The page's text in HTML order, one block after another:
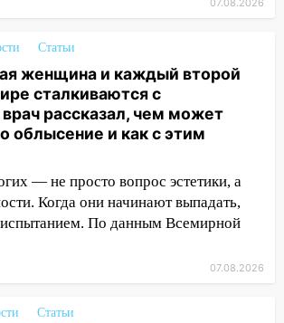
области убрали
культур
кирпич в жену брата: в
области завели дело на
женщину
Радищева сбили
авария в Ульяновске
до квартиры и ограбил:
женщины оказался
Статьи
женщина и каждый второй
сталкиваются с
рассказал, чем может
облысение и как с этим
— не просто вопрос эстетики, а
Когда они начинают выпадать,
испытанием. По данным Всемирной
07.08.2026
Статьи